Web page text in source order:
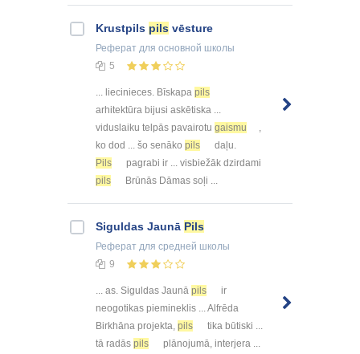
Krustpils pils vēsture
Реферат для основной школы
5
... liecinieces. Bīskapa pils
arhitektūra bijusi askētiska ...
viduslaiku telpās pavairotu gaismu
,
ko dod ... šo senāko pils
daļu.
Pils
pagrabi ir ... visbiežāk dzirdami
pils
Brūnās Dāmas soļi ...
Siguldas Jaunā Pils
Реферат для средней школы
9
... as. Siguldas Jaunā pils
ir
neogotikas piemineklis ... Alfrēda
Birkhāna projekta, pils
tika būtiski ...
tā radās pils
plānojumā, interjera ...